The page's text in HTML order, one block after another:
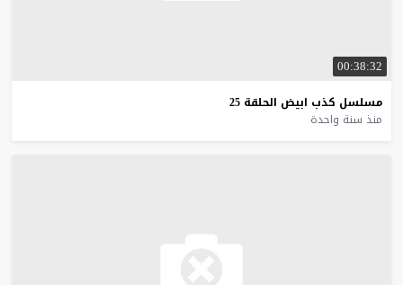
00:38:32
مسلسل كذب ابيض الحلقة 25
منذ سنة واحدة